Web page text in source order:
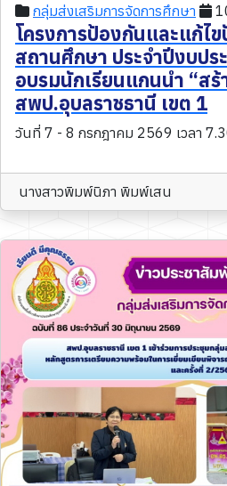
กลุ่มส่งเสริมการจัดการศึกษา
โครงการป้องกันและแก้ไ
สถานศึกษา ประจำปีงบป
อบรมนักเรียนแกนนำ “สร้
สพป.อุบลราชธานี เขต 1
วันที่ 7 - 8 กรกฎาคม 2569 เวลา
นางสาวพิมพ์นิภา พิมพ์เสน